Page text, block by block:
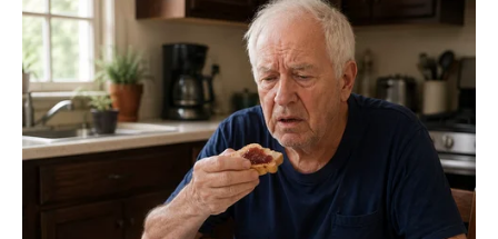
nisu ni svjesni koliko energije uređaji poput rutera
mogu trošiti kad ostanu uključeni bez potrebe.